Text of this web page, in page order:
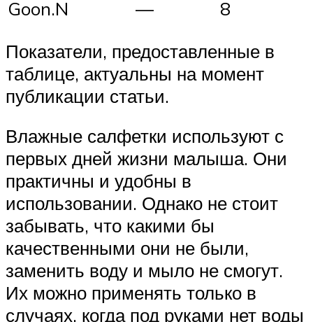
Goon.N
—
8
Показатели, предоставленные в
таблице, актуальны на момент
публикации статьи.
Влажные салфетки используют с
первых дней жизни малыша. Они
практичны и удобны в
использовании. Однако не стоит
забывать, что какими бы
качественными они не были,
заменить воду и мыло не смогут.
Их можно применять только в
случаях, когда под руками нет воды